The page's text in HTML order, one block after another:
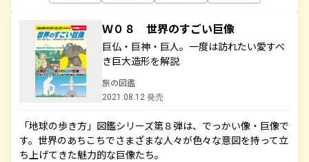
Ｗ０８ 世界のすごい巨像
巨仏・巨神・巨人。一度は訪れたい愛すべ
き巨大造形を解説
旅の図鑑
2021.08.12 発売
「地球の歩き方」図鑑シリーズ第８弾は、でっかい像・巨像で
す。世界のあちこちでさまざまな人々が色々な意図を持って立
ち上げてきた魅力的な巨像たち。